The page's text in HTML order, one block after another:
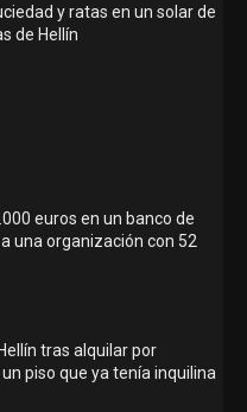
y ratas en un solar de
de Hellín
euros en un banco de
una organización con 52
tras alquilar por
piso que ya tenía inquilina